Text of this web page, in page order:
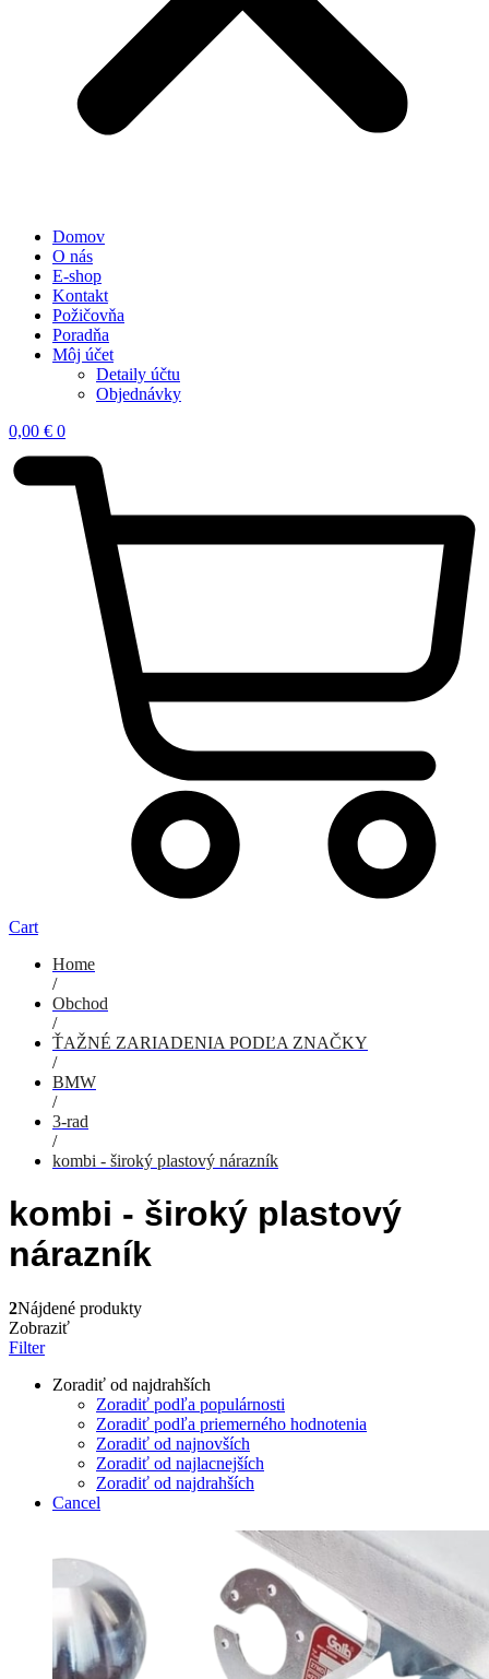
Domov
O nás
E-shop
Kontakt
Požičovňa
Poradňa
Môj účet
Detaily účtu
Objednávky
0,00 € 0
Cart
Home
/
Obchod
/
ŤAŽNÉ ZARIADENIA PODĽA ZNAČKY
/
BMW
/
3-rad
/
kombi - široký plastový nárazník
kombi - široký plastový
nárazník
2Nájdené produkty
Zobraziť
Filter
Zoradiť od najdrahších
Zoradiť podľa populárnosti
Zoradiť podľa priemerného hodnotenia
Zoradiť od najnovších
Zoradiť od najlacnejších
Zoradiť od najdrahších
Cancel